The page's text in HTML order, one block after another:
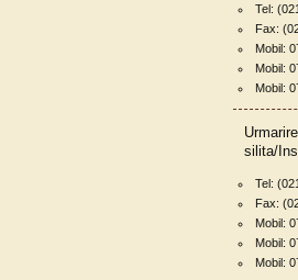
Tel:
Fax:
Mobil:
Mobil:
Mobil:
silita/
Tel:
Fax:
Mobil:
Mobil:
Mobil: